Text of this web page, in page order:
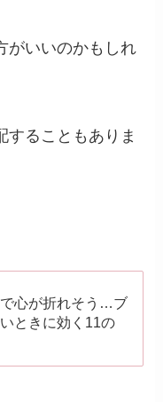
がいいのかもしれ
することもありま
心が折れそう…ブ
ときに効く11の